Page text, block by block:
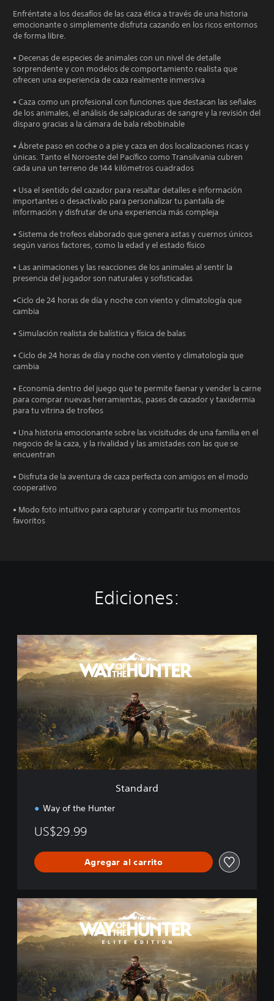
Enfréntate a los desafíos de las caza ética a través de una historia
emocionante o simplemente disfruta cazando en los ricos entornos
de forma libre.
• Decenas de especies de animales con un nivel de detalle
sorprendente y con modelos de comportamiento realista que
ofrecen una experiencia de caza realmente inmersiva
• Caza como un profesional con funciones que destacan las señales
de los animales, el análisis de salpicaduras de sangre y la revisión del
disparo gracias a la cámara de bala rebobinable
• Ábrete paso en coche o a pie y caza en dos localizaciones ricas y
únicas. Tanto el Noroeste del Pacífico como Transilvania cubren
cada una un terreno de 144 kilómetros cuadrados
• Usa el sentido del cazador para resaltar detalles e información
importantes o desactívalo para personalizar tu pantalla de
información y disfrutar de una experiencia más compleja
• Sistema de trofeos elaborado que genera astas y cuernos únicos
según varios factores, como la edad y el estado físico
• Las animaciones y las reacciones de los animales al sentir la
presencia del jugador son naturales y sofisticadas
•Ciclo de 24 horas de día y noche con viento y climatología que
cambia
• Simulación realista de balística y física de balas
• Ciclo de 24 horas de día y noche con viento y climatología que
cambia
• Economía dentro del juego que te permite faenar y vender la carne
para comprar nuevas herramientas, pases de cazador y taxidermia
para tu vitrina de trofeos
• Una historia emocionante sobre las vicisitudes de una familia en el
negocio de la caza, y la rivalidad y las amistades con las que se
encuentran
• Disfruta de la aventura de caza perfecta con amigos en el modo
cooperativo
• Modo foto intuitivo para capturar y compartir tus momentos
favoritos
Ediciones:
S
t
a
n
r
d
Standard
Way of the Hunter
US$29.99
Agregar al carrito
E
l
i
t
d